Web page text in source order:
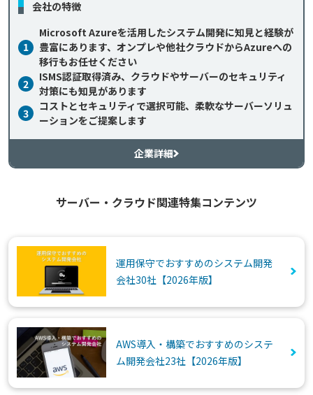
会社の特徴
1
Microsoft Azureを活用したシステム開発に知見と経験が
豊富にあります、オンプレや他社クラウドからAzureへの
移行もお任せください
2
ISMS認証取得済み、クラウドやサーバーのセキュリティ
対策にも知見があります
3
コストとセキュリティで選択可能、柔軟なサーバーソリュ
ーションをご提案します
企業詳細
サーバー・クラウド関連特集コンテンツ
運用保守でおすすめのシステム開発
会社30社【2026年版】
AWS導入・構築でおすすめのシステ
ム開発会社23社【2026年版】